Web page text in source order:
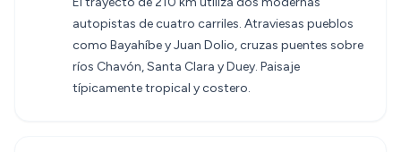
autopistas de cuatro carriles. Atraviesas pueblos
como Bayahíbe y Juan Dolio, cruzas puentes sobre
ríos Chavón, Santa Clara y Duey. Paisaje
típicamente tropical y costero.